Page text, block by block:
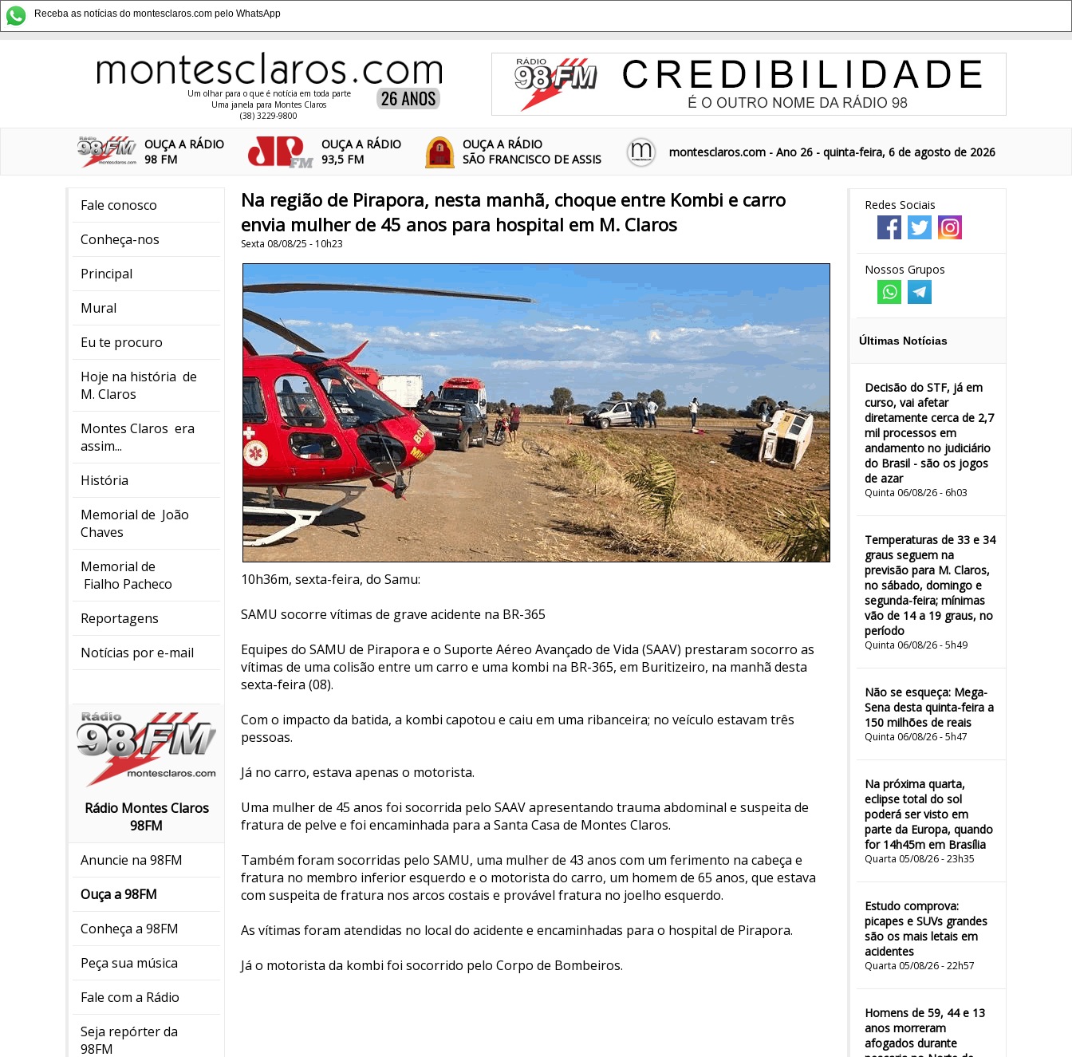
Receba as notícias do montesclaros.com pelo WhatsApp
Um olhar para o que é notícia em toda parte
Uma janela para Montes Claros
(38) 3229-9800
OUÇA A RÁDIO
98 FM
OUÇA A RÁDIO
93,5 FM
OUÇA A RÁDIO
SÃO FRANCISCO DE ASSIS
montesclaros.com - Ano 26 - quinta-feira, 6 de agosto de 2026
Fale conosco
Conheça-nos
Principal
Mural
Eu te procuro
Hoje na história de
M. Claros
Montes Claros era
assim...
História
Memorial de João
Chaves
Memorial de
Fialho Pacheco
Reportagens
Notícias por e-mail
Rádio Montes Claros
98FM
Anuncie na 98FM
Ouça a 98FM
Conheça a 98FM
Peça sua música
Fale com a Rádio
Seja repórter da
98FM
Redes Sociais
Nossos Grupos
Últimas Notícias
Decisão do STF, já em
curso, vai afetar
diretamente cerca de 2,7
mil processos em
andamento no judiciário
do Brasil - são os jogos
de azar
Quinta 06/08/26 - 6h03
Temperaturas de 33 e 34
graus seguem na
previsão para M. Claros,
no sábado, domingo e
segunda-feira; mínimas
vão de 14 a 19 graus, no
período
Quinta 06/08/26 - 5h49
Não se esqueça: Mega-
Sena desta quinta-feira a
150 milhões de reais
Quinta 06/08/26 - 5h47
Na próxima quarta,
eclipse total do sol
poderá ser visto em
parte da Europa, quando
for 14h45m em Brasília
Quarta 05/08/26 - 23h35
Estudo comprova:
picapes e SUVs grandes
são os mais letais em
acidentes
Quarta 05/08/26 - 22h57
Homens de 59, 44 e 13
anos morreram
afogados durante
Na região de Pirapora, nesta manhã, choque entre Kombi e carro
envia mulher de 45 anos para hospital em M. Claros
Sexta 08/08/25 - 10h23
10h36m, sexta-feira, do Samu:
SAMU socorre vítimas de grave acidente na BR-365
Equipes do SAMU de Pirapora e o Suporte Aéreo Avançado de Vida (SAAV) prestaram socorro as
vítimas de uma colisão entre um carro e uma kombi na BR-365, em Buritizeiro, na manhã desta
sexta-feira (08).
Com o impacto da batida, a kombi capotou e caiu em uma ribanceira; no veículo estavam três
pessoas.
Já no carro, estava apenas o motorista.
Uma mulher de 45 anos foi socorrida pelo SAAV apresentando trauma abdominal e suspeita de
fratura de pelve e foi encaminhada para a Santa Casa de Montes Claros.
Também foram socorridas pelo SAMU, uma mulher de 43 anos com um ferimento na cabeça e
fratura no membro inferior esquerdo e o motorista do carro, um homem de 65 anos, que estava
com suspeita de fratura nos arcos costais e provável fratura no joelho esquerdo.
As vítimas foram atendidas no local do acidente e encaminhadas para o hospital de Pirapora.
Já o motorista da kombi foi socorrido pelo Corpo de Bombeiros.